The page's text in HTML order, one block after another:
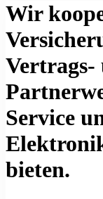
Wir
Vertrags-
Service
bieten.